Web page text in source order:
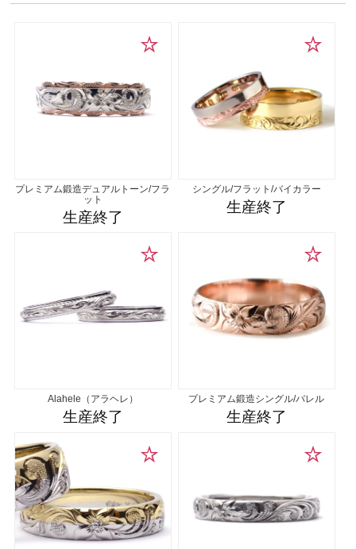
プレミアム鍛造デュアルトーン/フラ
ット
生産終了
シングル/フラット/バイカラー
生産終了
Alahele（アラヘレ）
生産終了
プレミアム鍛造シングル/バレル
生産終了